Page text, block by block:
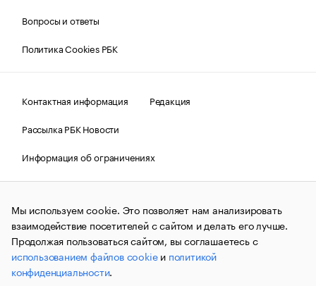
Вопросы и ответы
Политика Cookies РБК
Контактная информация
Редакция
Рассылка РБК Новости
Информация об ограничениях
Правовая информация
О соблюдении авторских прав
© АО «РОСБИЗНЕСКОНСАЛТИНГ»,1995–2026.Сообщения
и материалы информационного агентства «РБК»
(зарегистрировано Федеральной службой по надзору в сфере
связи, информационных технологий и массовых
коммуникаций (Роскомнадзор) 09.12.2015 за номером ИА
№ФС77-63848) сопровождаются пометкой «РБК». Отдельные
публикации могут содержать информацию,
Мы используем cookie. Это позволяет нам анализировать
взаимодействие посетителей с сайтом и делать его лучше.
Продолжая пользоваться сайтом, вы соглашаетесь с
использованием файлов cookieи политикой
конфиденциальности.